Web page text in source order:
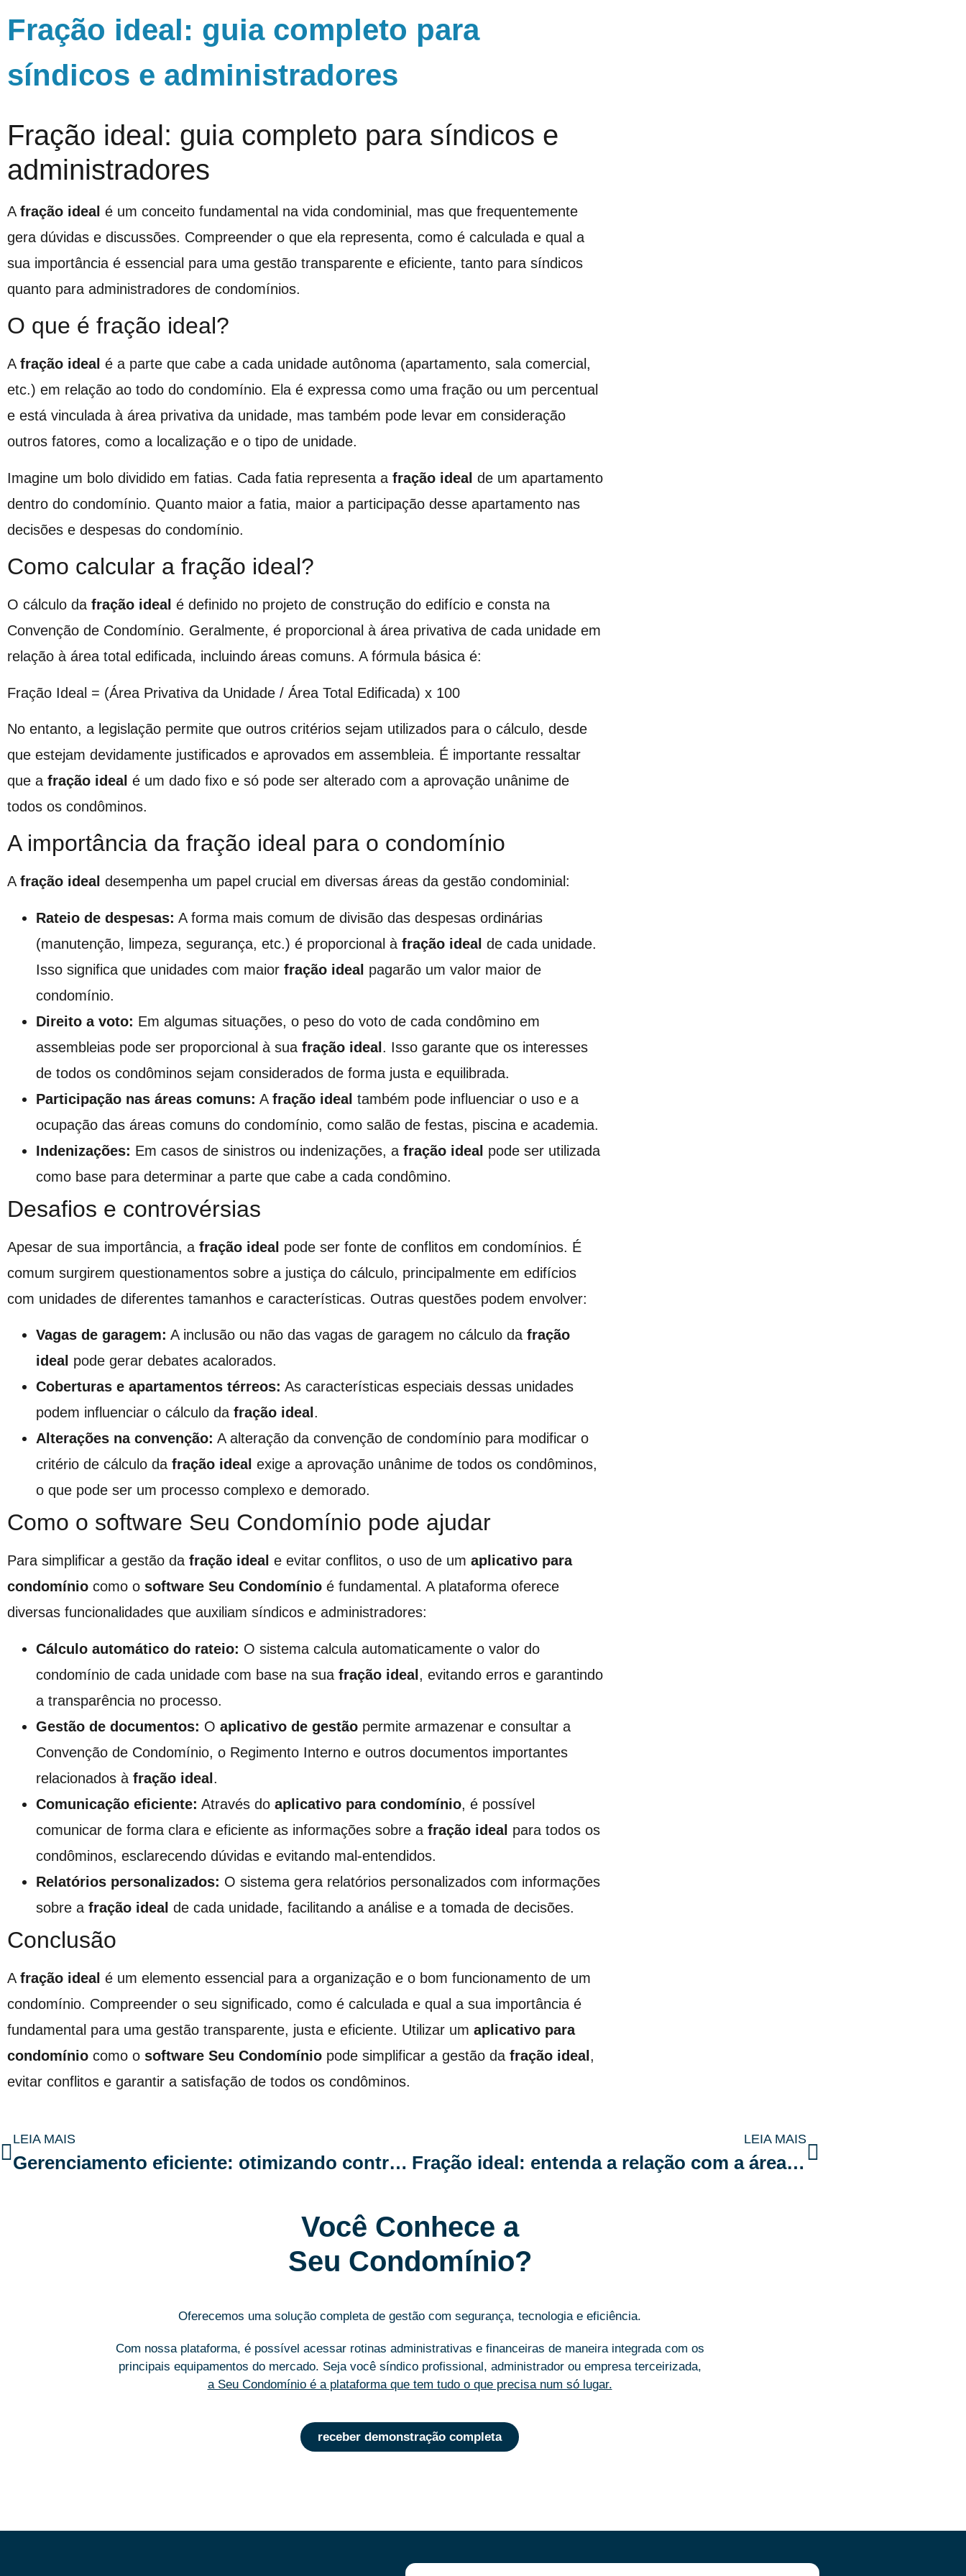
Fração ideal: guia completo para
síndicos e administradores
Fração ideal: guia completo para síndicos e
administradores
A fração ideal é um conceito fundamental na vida condominial, mas que frequentemente
gera dúvidas e discussões. Compreender o que ela representa, como é calculada e qual a
sua importância é essencial para uma gestão transparente e eficiente, tanto para síndicos
quanto para administradores de condomínios.
O que é fração ideal?
A fração ideal é a parte que cabe a cada unidade autônoma (apartamento, sala comercial,
etc.) em relação ao todo do condomínio. Ela é expressa como uma fração ou um percentual
e está vinculada à área privativa da unidade, mas também pode levar em consideração
outros fatores, como a localização e o tipo de unidade.
Imagine um bolo dividido em fatias. Cada fatia representa a fração ideal de um apartamento
dentro do condomínio. Quanto maior a fatia, maior a participação desse apartamento nas
decisões e despesas do condomínio.
Como calcular a fração ideal?
O cálculo da fração ideal é definido no projeto de construção do edifício e consta na
Convenção de Condomínio. Geralmente, é proporcional à área privativa de cada unidade em
relação à área total edificada, incluindo áreas comuns. A fórmula básica é:
Fração Ideal = (Área Privativa da Unidade / Área Total Edificada) x 100
No entanto, a legislação permite que outros critérios sejam utilizados para o cálculo, desde
que estejam devidamente justificados e aprovados em assembleia. É importante ressaltar
que a fração ideal é um dado fixo e só pode ser alterado com a aprovação unânime de
todos os condôminos.
A importância da fração ideal para o condomínio
A fração ideal desempenha um papel crucial em diversas áreas da gestão condominial:
Rateio de despesas: A forma mais comum de divisão das despesas ordinárias
(manutenção, limpeza, segurança, etc.) é proporcional à fração ideal de cada unidade.
Isso significa que unidades com maior fração ideal pagarão um valor maior de
condomínio.
Direito a voto: Em algumas situações, o peso do voto de cada condômino em
assembleias pode ser proporcional à sua fração ideal . Isso garante que os interesses
de todos os condôminos sejam considerados de forma justa e equilibrada.
Participação nas áreas comuns: A fração ideal também pode influenciar o uso e a
ocupação das áreas comuns do condomínio, como salão de festas, piscina e academia.
Indenizações: Em casos de sinistros ou indenizações, a fração ideal pode ser utilizada
como base para determinar a parte que cabe a cada condômino.
Desafios e controvérsias
Apesar de sua importância, a fração ideal pode ser fonte de conflitos em condomínios. É
comum surgirem questionamentos sobre a justiça do cálculo, principalmente em edifícios
com unidades de diferentes tamanhos e características. Outras questões podem envolver:
Vagas de garagem: A inclusão ou não das vagas de garagem no cálculo da fração
ideal pode gerar debates acalorados.
Coberturas e apartamentos térreos: As características especiais dessas unidades
podem influenciar o cálculo da fração ideal .
Alterações na convenção: A alteração da convenção de condomínio para modificar o
critério de cálculo da fração ideal exige a aprovação unânime de todos os condôminos,
o que pode ser um processo complexo e demorado.
Como o software Seu Condomínio pode ajudar
Para simplificar a gestão da fração ideal e evitar conflitos, o uso de um aplicativo para
condomínio como o software Seu Condomínio é fundamental. A plataforma oferece
diversas funcionalidades que auxiliam síndicos e administradores:
Cálculo automático do rateio: O sistema calcula automaticamente o valor do
condomínio de cada unidade com base na sua fração ideal, evitando erros e garantindo
a transparência no processo.
Gestão de documentos: O aplicativo de gestão permite armazenar e consultar a
Convenção de Condomínio, o Regimento Interno e outros documentos importantes
relacionados à fração ideal.
Comunicação eficiente: Através do aplicativo para condomínio, é possível
comunicar de forma clara e eficiente as informações sobre a fração ideal para todos os
condôminos, esclarecendo dúvidas e evitando mal-entendidos.
Relatórios personalizados: O sistema gera relatórios personalizados com informações
sobre a fração ideal de cada unidade, facilitando a análise e a tomada de decisões.
Conclusão
A fração ideal é um elemento essencial para a organização e o bom funcionamento de um
condomínio. Compreender o seu significado, como é calculada e qual a sua importância é
fundamental para uma gestão transparente, justa e eficiente. Utilizar um aplicativo para
condomínio como o software Seu Condomínio pode simplificar a gestão da fração ideal,
evitar conflitos e garantir a satisfação de todos os condôminos.
LEIA MAIS
Gerenciamento eficiente: otimizando contratos e fornecedores no condomínio
LEIA MAIS
Fração ideal: entenda a relação com a área privativa do seu condomínio
Você Conhece a
Seu Condomínio?
Oferecemos uma solução completa de gestão com segurança, tecnologia e eficiência.
Com nossa plataforma, é possível acessar rotinas administrativas e financeiras de maneira integrada com os
principais equipamentos do mercado. Seja você síndico profissional, administrador ou empresa terceirizada,
a Seu Condomínio é a plataforma que tem tudo o que precisa num só lugar.
receber demonstração completa